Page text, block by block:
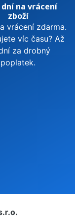
dní na vrácení
zboží
vrácení zdarma.
víc času? Až
za drobný
poplatek.